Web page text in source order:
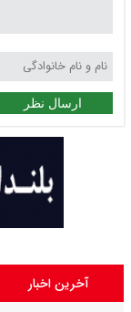
ارسال نظر
آخرین اخبار